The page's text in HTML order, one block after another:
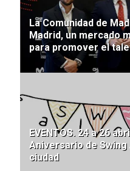
La Comunidad de
Madrid, un mercado
para promover el
EVENTOS. 24 a 26
Aniversario de
ciudad